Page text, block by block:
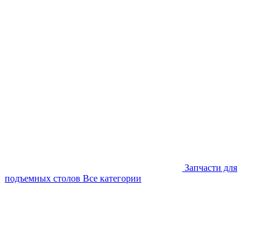
Запчасти для
подъемных столов Все категории